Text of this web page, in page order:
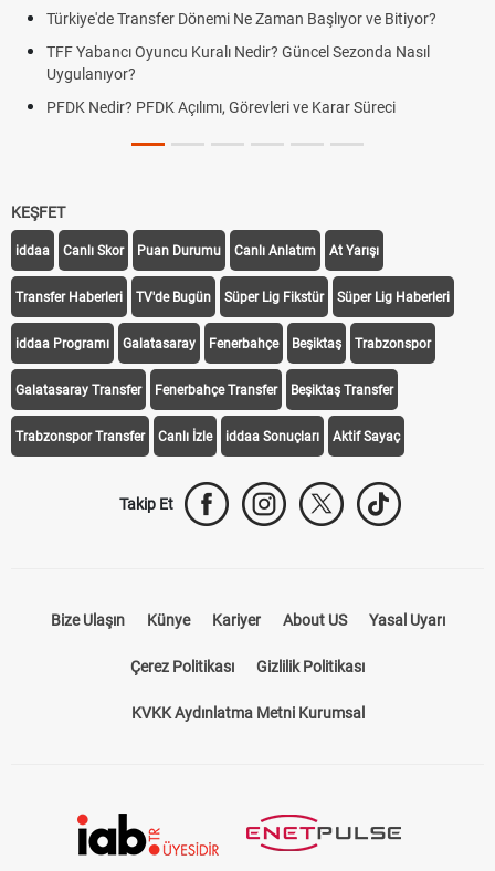
Türkiye'de Transfer Dönemi Ne Zaman Başlıyor ve Bitiyor?
TFF Yabancı Oyuncu Kuralı Nedir? Güncel Sezonda Nasıl
Uygulanıyor?
PFDK Nedir? PFDK Açılımı, Görevleri ve Karar Süreci
KEŞFET
iddaa Canlı Skor Puan Durumu Canlı Anlatım At Yarışı
Transfer Haberleri TV'de Bugün Süper Lig Fikstür Süper Lig Haberleri
iddaa Programı Galatasaray Fenerbahçe Beşiktaş Trabzonspor
Galatasaray Transfer Fenerbahçe Transfer Beşiktaş Transfer
Trabzonspor Transfer Canlı İzle iddaa Sonuçları Aktif Sayaç
Takip Et
Bize Ulaşın Künye Kariyer About US Yasal Uyarı
Çerez Politikası Gizlilik Politikası
KVKK Aydınlatma Metni Kurumsal